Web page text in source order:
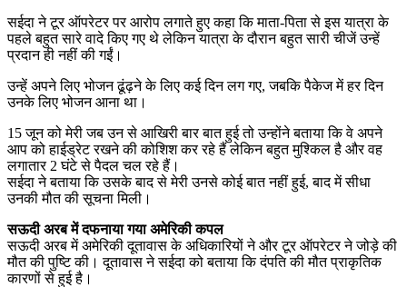
सईदा ने टूर ऑपरेटर पर आरोप लगाते हुए कहा कि माता-पिता से इस यात्रा के
पहले बहुत सारे वादे किए गए थे लेकिन यात्रा के दौरान बहुत सारी चीजें उन्हें
प्रदान ही नहीं की गईं।
उन्हें अपने लिए भोजन ढूंढ़ने के लिए कई दिन लग गए, जबकि पैकेज में हर दिन
उनके लिए भोजन आना था।
15 जून को मेरी जब उन से आखिरी बार बात हुई तो उन्होंने बताया कि वे अपने
आप को हाईड्रेट रखने की कोशिश कर रहे हैं लेकिन बहुत मुश्किल है और वह
लगातार 2 घंटे से पैदल चल रहे हैं।
सईदा ने बताया कि उसके बाद से मेरी उनसे कोई बात नहीं हुई, बाद में सीधा
उनकी मौत की सूचना मिली।
सऊदी अरब में दफनाया गया अमेरिकी कपल
सऊदी अरब में अमेरिकी दूतावास के अधिकारियों ने और टूर ऑपरेटर ने जोड़े की
मौत की पुष्टि की। दूतावास ने सईदा को बताया कि दंपति की मौत प्राकृतिक
कारणों से हुई है।